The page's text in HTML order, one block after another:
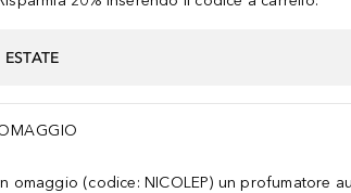
ESTATE
omaggio (codice: NICOLEP) un profumatore